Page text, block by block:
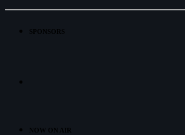
SPONSORS
NOW ON AIR